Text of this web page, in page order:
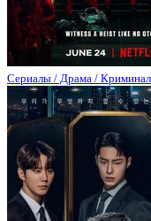
Сериалы / Драма / Криминал